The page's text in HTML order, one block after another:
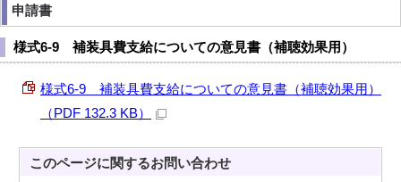
申請書
様式6-9 補装具費支給についての意見書（補聴効果用）
様式6-9 補装具費支給についての意見書（補聴効果用）
（PDF 132.3 KB）
このページに関するお問い合わせ